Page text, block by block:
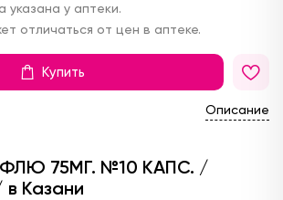
указана у аптеки.
отличаться от цен в аптеке.
Купить
Описание
75МГ. №10 КАПС. /
Казани